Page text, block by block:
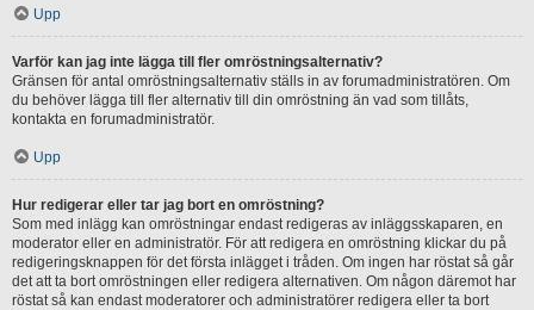
Upp
Varför kan jag inte lägga till fler omröstningsalternativ?
Gränsen för antal omröstningsalternativ ställs in av forumadministratören. Om
du behöver lägga till fler alternativ till din omröstning än vad som tillåts,
kontakta en forumadministratör.
Upp
Hur redigerar eller tar jag bort en omröstning?
Som med inlägg kan omröstningar endast redigeras av inläggsskaparen, en
moderator eller en administratör. För att redigera en omröstning klickar du på
redigeringsknappen för det första inlägget i tråden. Om ingen har röstat så går
det att ta bort omröstningen eller redigera alternativen. Om någon däremot har
röstat så kan endast moderatorer och administratörer redigera eller ta bort